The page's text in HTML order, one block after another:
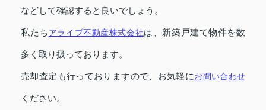
などして確認すると良いでしょう。
私たち アライブ不動産株式会社は、新築戸建て物件を数
多く取り扱っております。
売却査定も行っておりますので、お気軽にお問い合わせ
ください。